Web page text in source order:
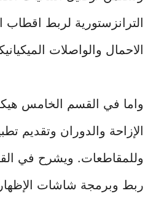
الترانزستورية لربط اقطاب
الاحمال والواصلات
واما في القسم الخامس
الإزاحة والدوران وتقديم
وللمقاطعات. ويشرح في
ربط وبرمجة شاشات الإظهار